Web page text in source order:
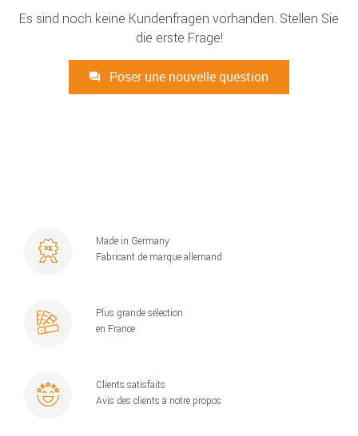
Es sind noch keine Kundenfragen vorhanden. Stellen Sie
die erste Frage!
Poser une nouvelle question
Made in Germany
Fabricant de marque allemand
Plus grande sélection
en France
Clients satisfaits
Avis des clients à notre propos